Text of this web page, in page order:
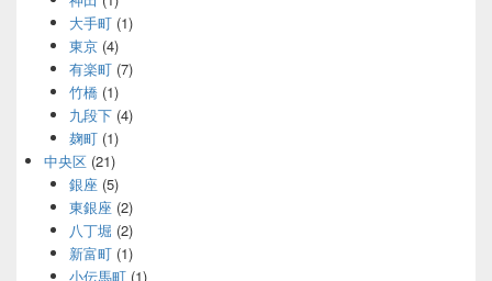
大手町(1)
東京(4)
有楽町(7)
竹橋(1)
九段下(4)
麹町(1)
中央区 (21)
銀座(5)
東銀座(2)
八丁堀 (2)
新富町(1)
小伝馬町(1)